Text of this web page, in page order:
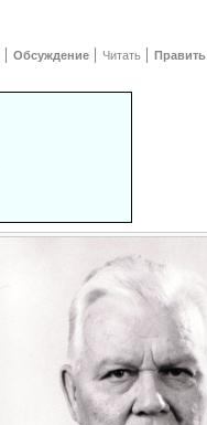
Обсуждение Читать Править